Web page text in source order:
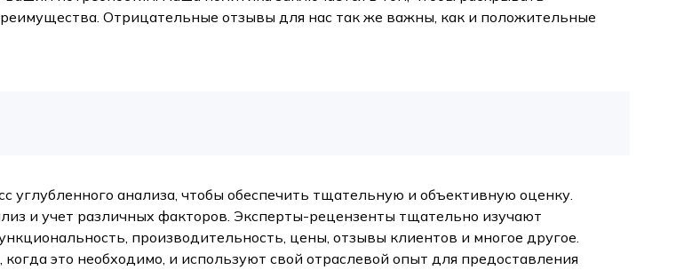
Отрицательные отзывы для нас так же важны, как и положительные
углубленного анализа, чтобы обеспечить тщательную и объективную оценку.
и учет различных факторов. Эксперты-рецензенты тщательно изучают
производительность, цены, отзывы клиентов и многое другое.
это необходимо, и используют свой отраслевой опыт для предоставления